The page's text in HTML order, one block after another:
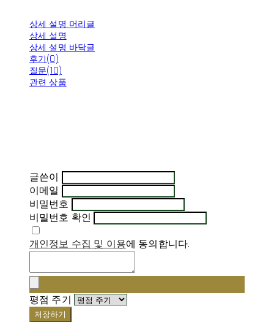
상세 설명 머리글
상세 설명
상세 설명 바닥글
후기(0)
질문(10)
관련 상품
글쓴이
이메일
비밀번호
비밀번호 확인
개인정보 수집 및 이용에 동의합니다.
평점 주기
저장하기